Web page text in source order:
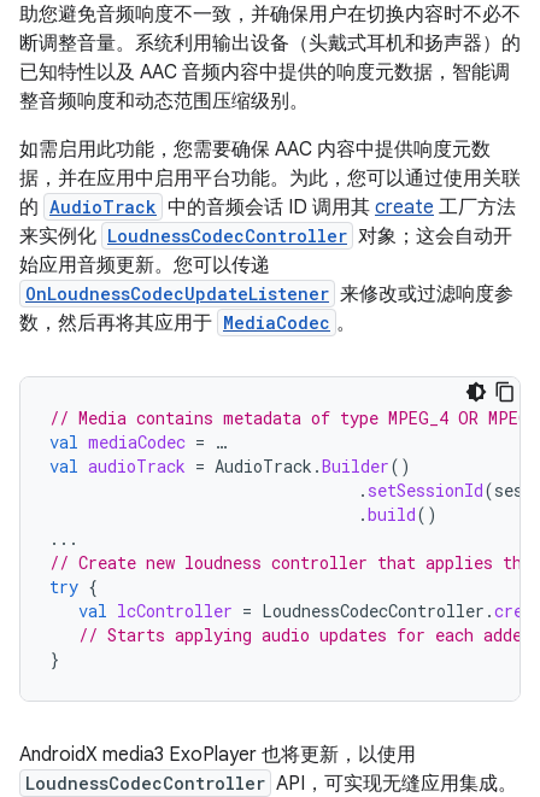
助您避免音频响度不一致，并确保用户在切换内容时不必不
断调整音量。系统利用输出设备（头戴式耳机和扬声器）的
已知特性以及 AAC 音频内容中提供的响度元数据，智能调
整音频响度和动态范围压缩级别。
如需启用此功能，您需要确保 AAC 内容中提供响度元数
据，并在应用中启用平台功能。为此，您可以通过使用关联
的 AudioTrack 中的音频会话 ID 调用其 create 工厂方法
来实例化 LoudnessCodecController 对象；这会自动开
始应用音频更新。您可以传递
OnLoudnessCodecUpdateListener 来修改或过滤响度参
数，然后再将其应用于 MediaCodec 。
// Media contains metadata of type MPEG_4 OR
val mediaCodec = …
val audioTrack = AudioTrack .Builder()
. setSessionId(
.build()
...
// Create new loudness controller that applies the
try {
val lcController = LoudnessCodecController .
// Starts applying audio updates for each added
}
AndroidX media3 ExoPlayer 也将更新，以使用
LoudnessCodecController API，可实现无缝应用集成。